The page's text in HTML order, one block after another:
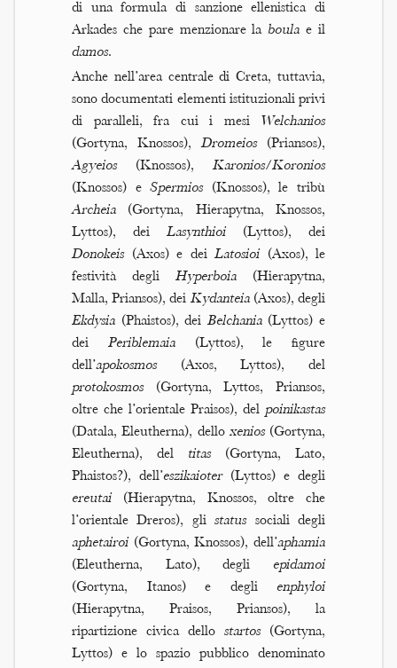
di una formula di sanzione ellenistica di
Arkades che pare menzionare laboula e il
damos.
Anche nell’area centrale di Creta, tuttavia,
sono documentati elementi istituzionali privi
di paralleli, fra cui i mesi
Welchanios
(Gortyna, Knossos),Dromeios(Priansos),
Agyeios(Knossos), Karonios/Koronios
(Knossos) eSpermios(Knossos), le tribù
Archeia (Gortyna, Hierapytna, Knossos,
Lyttos), dei Lasynthioi (Lyttos), dei
Donokeis(Axos) e dei Latosioi (Axos), le
festività degli Hyperboia (Hierapytna,
Malla, Priansos), dei Kydanteia(Axos), degli
Ekdysia (Phaistos), deiBelchania(Lyttos) e
dei Periblemaia(Lyttos), le figure
dell’apokosmos(Axos, Lyttos), del
protokosmos(Gortyna, Lyttos, Priansos,
oltre che l’orientale Praisos), del poinikastas
(Datala, Eleutherna), delloxenios(Gortyna,
Eleutherna), del titas(Gortyna, Lato,
Phaistos?), dell’eszikaioter(Lyttos) e degli
ereutai (Hierapytna, Knossos, oltre che
l’orientale Dreros), glistatussociali degli
aphetairoi (Gortyna, Knossos), dell’aphamia
(Eleutherna, Lato), degli epidamoi
(Gortyna, Itanos) e degli enphyloi
(Hierapytna, Praisos, Priansos), la
ripartizione civica dello startos(Gortyna,
Lyttos) e lo spazio pubblico denominato